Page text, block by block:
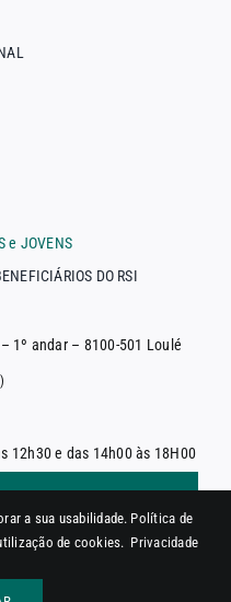
e JOVENS
DO RSI
1º andar – 8100-501 Loulé
12h30 e das 14h00 às 18H00
| Designed by
a sua usabilidade.
de cookies.
Política de
Privacidade